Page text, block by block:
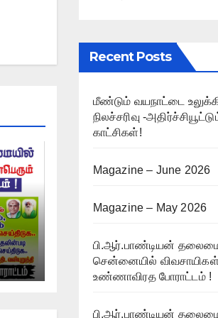
!
Recent Posts
மீண்டும் வயநாட்டை
நிலச்சரிவு -
காட்சிகள்!
Magazine – June 2026
Magazine – May 2026
பி.ஆர்.பாண்டியன்
சென்னையில் விவசாயிகள்
உண்ணாவிரத போராட்டம் !
பி.ஆர்.பாண்டியன்